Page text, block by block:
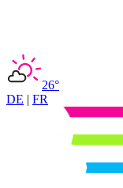
26°
DE | FR